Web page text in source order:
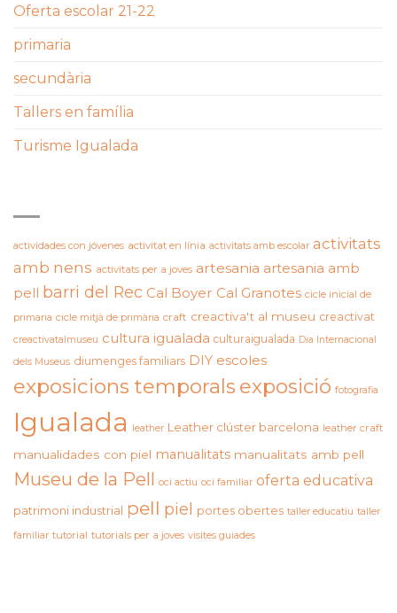
Oferta escolar 21-22
primaria
secundària
Tallers en família
Turisme Igualada
actividades con jóvenes activitat en línia activitats amb escolar activitats
amb nens activitats per a joves artesania artesania amb
pell barri del Rec Cal Boyer Cal Granotes cicle inicial de
primaria cicle mitjà de primària craft creactiva't al museu creactivat
creactivatalmuseu cultura igualada culturaigualada Dia Internacional
dels Museus diumenges familiars DIY escoles
exposicions temporals exposició fotografia
Igualada leather Leather clúster barcelona leather craft
manualidades con piel manualitats manualitats amb pell
Museu de la Pell oci actiu oci familiar oferta educativa
patrimoni industrial pell piel portes obertes taller educatiu taller
familiar tutorial tutorials per a joves visites guiades